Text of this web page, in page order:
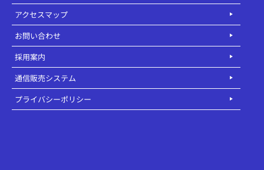
アクセスマップ
お問い合わせ
採用案内
通信販売システム
プライバシーポリシー